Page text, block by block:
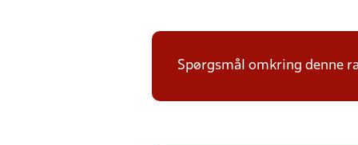
Spørgsmål omkring denne